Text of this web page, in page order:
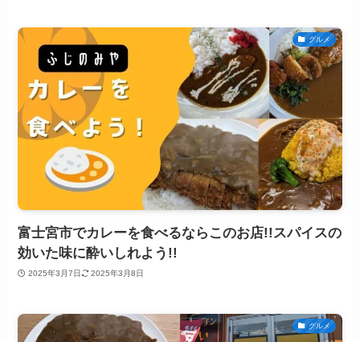
グルメ
富士宮市でカレーを食べるならこのお店!!スパイスの
効いた味に酔いしれよう!!
2025年3月7日 2025年3月8日
グルメ